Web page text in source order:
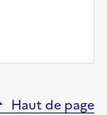
Haut de page